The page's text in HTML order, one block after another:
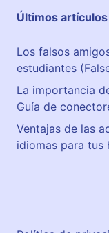
Últimos artículos
Los falsos
estudiantes
La importancia
Guía de
Ventajas de las
idiomas para tus